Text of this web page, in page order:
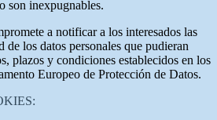
son inexpugnables.
a notificar a los interesados las
de los datos personales que pudieran
plazos y condiciones establecidos en los
Europeo de Protección de Datos.